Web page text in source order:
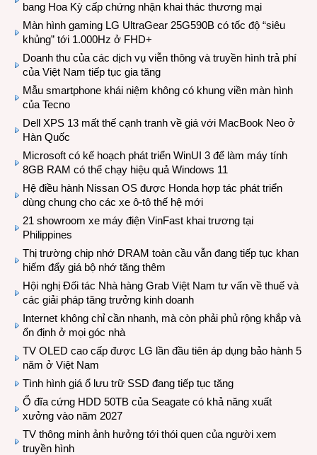
bang Hoa Kỳ cấp chứng nhận khai thác thương mại
Màn hình gaming LG UltraGear 25G590B có tốc độ “siêu
khủng” tới 1.000Hz ở FHD+
Doanh thu của các dịch vụ viễn thông và truyền hình trả phí
của Việt Nam tiếp tục gia tăng
Mẫu smartphone khái niệm không có khung viền màn hình
của Tecno
Dell XPS 13 mất thế cạnh tranh về giá với MacBook Neo ở
Hàn Quốc
Microsoft có kế hoạch phát triển WinUI 3 để làm máy tính
8GB RAM có thể chạy hiệu quả Windows 11
Hệ điều hành Nissan OS được Honda hợp tác phát triển
dùng chung cho các xe ô-tô thế hệ mới
21 showroom xe máy điện VinFast khai trương tại
Philippines
Thị trường chip nhớ DRAM toàn cầu vẫn đang tiếp tục khan
hiếm đẩy giá bộ nhớ tăng thêm
Hội nghị Đối tác Nhà hàng Grab Việt Nam tư vấn về thuế và
các giải pháp tăng trưởng kinh doanh
Internet không chỉ cần nhanh, mà còn phải phủ rộng khắp và
ổn định ở mọi góc nhà
TV OLED cao cấp được LG lần đầu tiên áp dụng bảo hành 5
năm ở Việt Nam
Tình hình giá ổ lưu trữ SSD đang tiếp tục tăng
Ổ đĩa cứng HDD 50TB của Seagate có khả năng xuất
xưởng vào năm 2027
TV thông minh ảnh hưởng tới thói quen của người xem
truyền hình